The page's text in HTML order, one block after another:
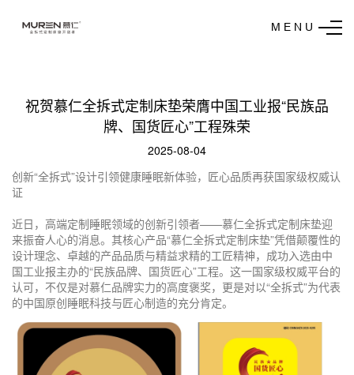
M E N U
祝贺慕仁全拆式定制床垫荣膺中国工业报“民族品
牌、国货匠心”工程殊荣
2025-08-04
创新“全拆式”设计引领健康睡眠新体验，匠心品质再获国家级权威认
证
近日，高端定制睡眠领域的创新引领者——慕仁全拆式定制床垫迎
来振奋人心的消息。其核心产品“慕仁全拆式定制床垫”凭借颠覆性的
设计理念、卓越的产品品质与精益求精的工匠精神，成功入选由中
国工业报主办的“民族品牌、国货匠心”工程。这一国家级权威平台的
认可，不仅是对慕仁品牌实力的高度褒奖，更是对以“全拆式”为代表
的中国原创睡眠科技与匠心制造的充分肯定。